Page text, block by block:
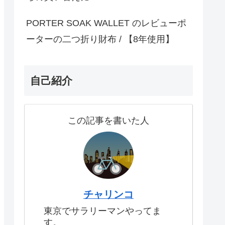
PORTER SOAK WALLET のレビューポ
ーターの二つ折り財布 / 【8年使用】
自己紹介
この記事を書いた人
チャリンコ
東京でサラリーマンやってま
す。